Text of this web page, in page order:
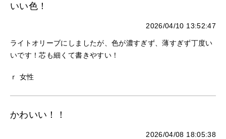
いい色！
2026/04/10 13:52:47
ライトオリーブにしましたが、色が濃すぎず、薄すぎず丁度い
いです！芯も細くて書きやすい！
ｒ 女性
かわいい！！
2026/04/08 18:05:38